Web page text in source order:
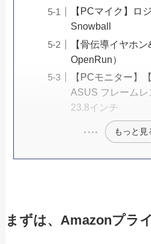
【PCマイク】ロ
Snowball
【骨伝導イヤホ
OpenRun）
【PCモニター】
ASUS フレーム
23.8インチ
もっと見
まずは、Amazonプラ